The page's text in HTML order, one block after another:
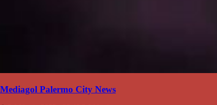
Mediagol Palermo City News